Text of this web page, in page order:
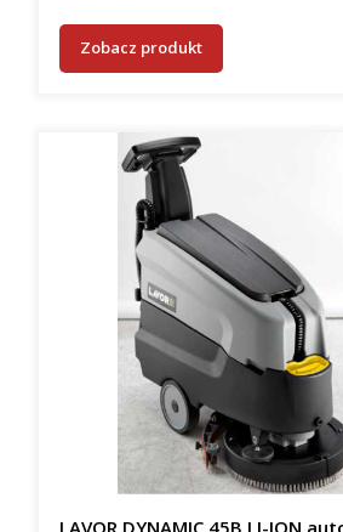
Zobacz produkt
LAVOR DYNAMIC 45B LI-ION